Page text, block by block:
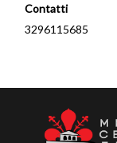
Contatti
3296115685